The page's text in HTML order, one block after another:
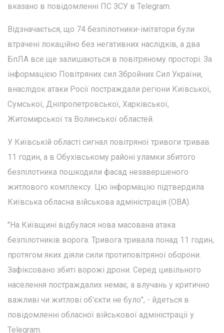
вказано в повідомленні ПС ЗСУ в Telegram.
Відзначається, що 74 безпілотники-імітатори були
втрачені локаційно без негативних наслідків, а два
БпЛА все ще залишаються в повітряному просторі. За
інформацією Повітряних сил Збройних Сил України,
внаслідок атаки Росії постраждали регіони Київської,
Сумської, Дніпропетровської, Харківської,
Житомирської та Волинської областей.
У Київській області сигнал повітряної тривоги тривав
11 годин, а в Обухівському районі уламки збитого
безпілотника пошкодили фасад незавершеного
житлового комплексу. Цю інформацію підтвердила
Київська обласна військова адміністрація (ОВА).
"На Київщині відбулася нова масована атака
безпілотників ворога. Тривога тривала понад 11 годин,
протягом яких діяли сили протиповітряної оборони.
Зафіксовано збиті ворожі дрони. Серед цивільного
населення постраждалих немає, а влучань у критично
важливі чи житлові об'єкти не було", - йдеться в
повідомленні обласної військової адміністрації у
Telegram.